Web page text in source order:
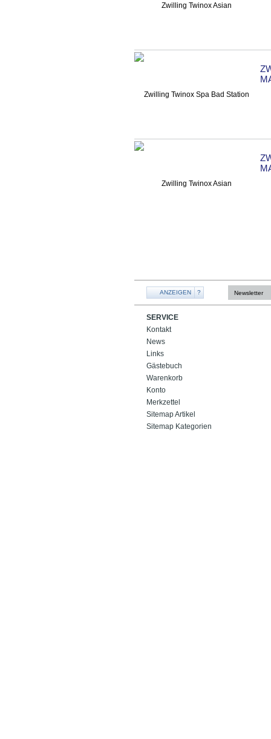
ANZEIGEN ? Newsletter
SERVICE
Kontakt
News
Links
Gästebuch
Warenkorb
Konto
Merkzettel
Sitemap Artikel
Sitemap Kategorien